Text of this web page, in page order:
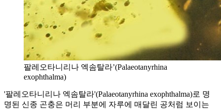
팔레오타니리나 엑솜탈라’(Palaeotanyrhina
exophthalma)
'팔레오타니리나 엑솜탈라'(Palaeotanyrhina exophthalma)로 명
명된 신종 곤충은 머리 부분에 자루에 매달린 공처럼 보이는